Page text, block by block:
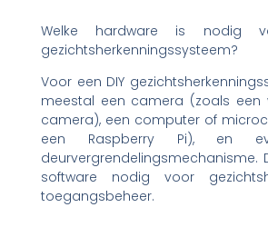
Welke hardware is nodig
gezichtsherkenningssysteem?
Voor een DIY
meestal een camera (zoals een
camera), een computer of
een Raspberry Pi), en
deurvergrendelingsmechanisme.
software nodig voor
toegangsbeheer.